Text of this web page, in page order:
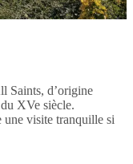
Saints, d’origine
XVe siècle.
une visite tranquille si